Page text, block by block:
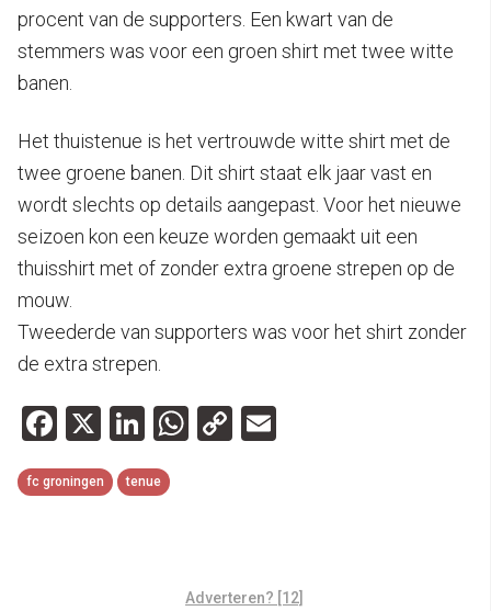
procent van de supporters. Een kwart van de
stemmers was voor een groen shirt met twee witte
banen.
Het thuistenue is het vertrouwde witte shirt met de
twee groene banen. Dit shirt staat elk jaar vast en
wordt slechts op details aangepast. Voor het nieuwe
seizoen kon een keuze worden gemaakt uit een
thuisshirt met of zonder extra groene strepen op de
mouw.
Tweederde van supporters was voor het shirt zonder
de extra strepen.
Facebook
X LinkedIn
WhatsApp
Copy
fc groningen tenue
Adverteren? [12]